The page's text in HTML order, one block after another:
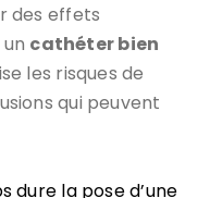
des effets
cathéter bien
les risques de
qui peuvent
dure la pose d’une